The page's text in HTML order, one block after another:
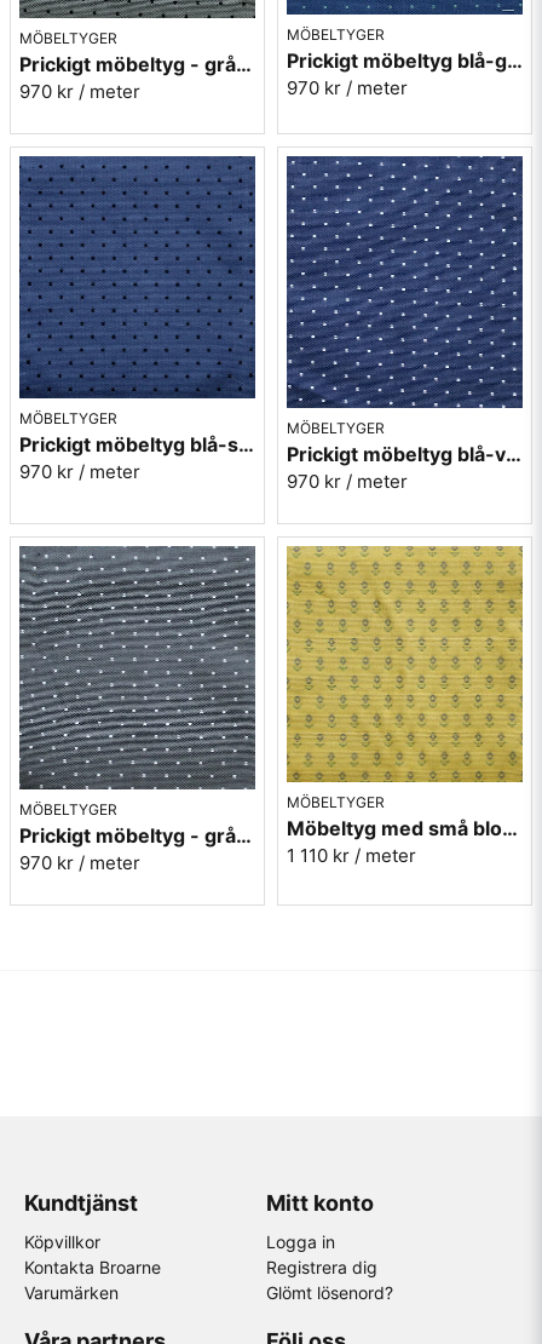
MÖBELTYGER
Prickigt möbeltyg - grå Micro nr.91
970 kr / meter
MÖBELTYGER
Prickigt möbeltyg blå-grön Micro nr.52
970 kr / meter
MÖBELTYGER
Prickigt möbeltyg blå-svart Micro nr.53
970 kr / meter
MÖBELTYGER
Prickigt möbeltyg blå-vit Micro nr.54
970 kr / meter
MÖBELTYGER
Prickigt möbeltyg - grå Micro nr.90
970 kr / meter
MÖBELTYGER
Möbeltyg med små blommor - Sippa gul nr.15 Berghem
1 110 kr / meter
Kundtjänst
Köpvillkor
Kontakta Broarne
Varumärken
Mitt konto
Logga in
Registrera dig
Glömt lösenord?